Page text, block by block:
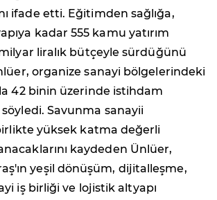
ifade etti. Eğitimden sağlığa,
kadar 555 kamu yatırım
liralık bütçeyle sürdüğünü
organize sanayi bölgelerindeki
42 binin üzerinde istihdam
Savunma sanayii
yüksek katma değerli
kaydeden Ünlüer,
yeşil dönüşüm, dijitalleşme,
iş birliği ve lojistik altyapı